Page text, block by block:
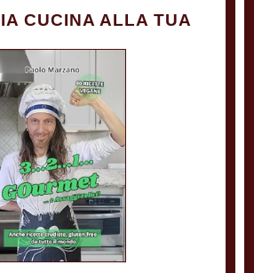
CUCINA ALLA TUA